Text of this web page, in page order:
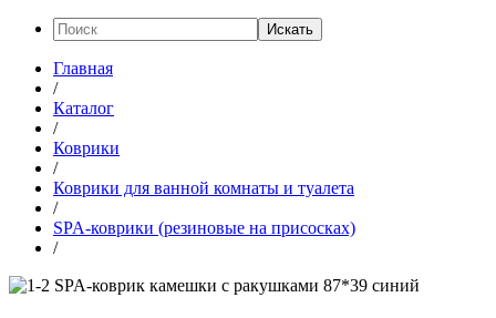
Искать
Главная
/
Каталог
/
Коврики
/
Коврики для ванной комнаты и туалета
/
SPA-коврики (резиновые на присосках)
/